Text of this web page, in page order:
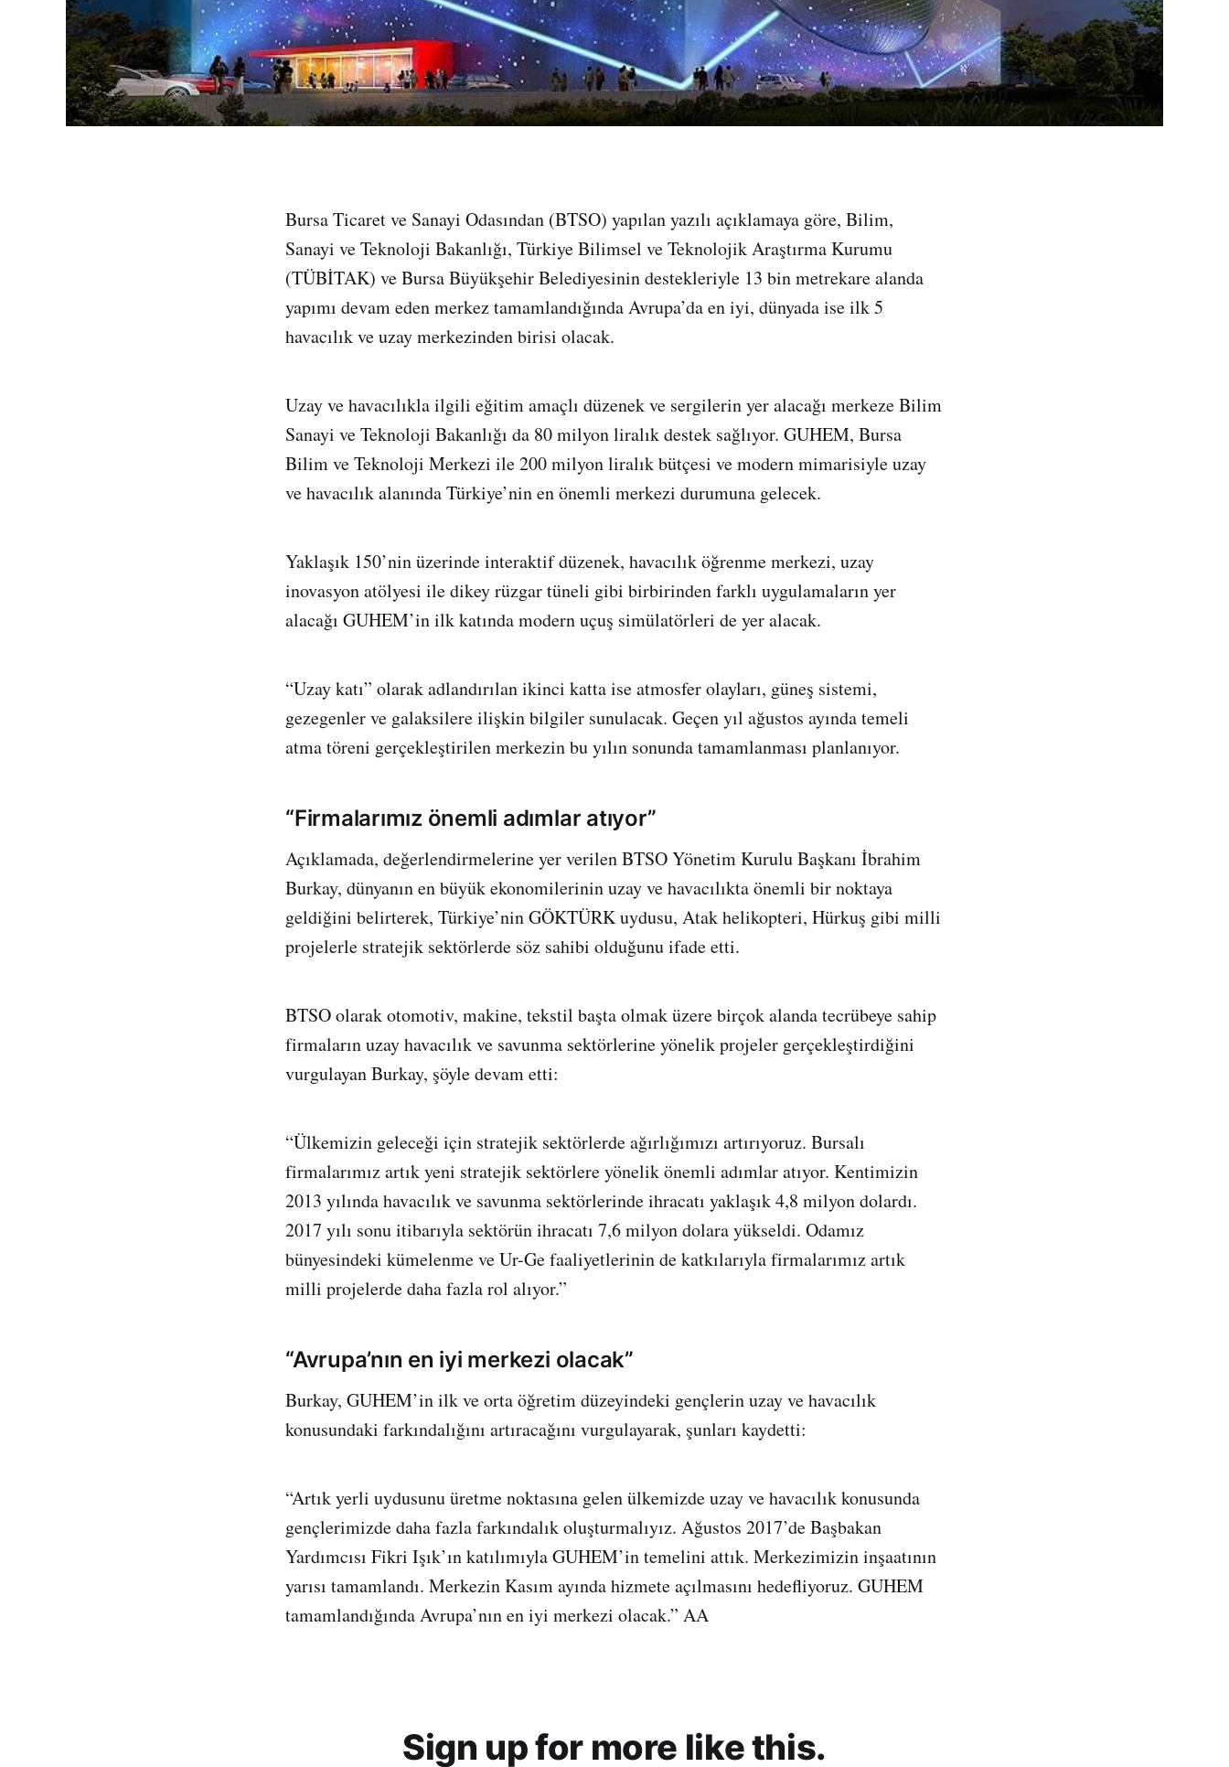
Bursa Ticaret ve Sanayi Odasından (BTSO) yapılan yazılı açıklamaya göre, Bilim,
Sanayi ve Teknoloji Bakanlığı, Türkiye Bilimsel ve Teknolojik Araştırma Kurumu
(TÜBİTAK) ve Bursa Büyükşehir Belediyesinin destekleriyle 13 bin metrekare alanda
yapımı devam eden merkez tamamlandığında Avrupa’da en iyi, dünyada ise ilk 5
havacılık ve uzay merkezinden birisi olacak.
Uzay ve havacılıkla ilgili eğitim amaçlı düzenek ve sergilerin yer alacağı merkeze Bilim
Sanayi ve Teknoloji Bakanlığı da 80 milyon liralık destek sağlıyor. GUHEM, Bursa
Bilim ve Teknoloji Merkezi ile 200 milyon liralık bütçesi ve modern mimarisiyle uzay
ve havacılık alanında Türkiye’nin en önemli merkezi durumuna gelecek.
Yaklaşık 150’nin üzerinde interaktif düzenek, havacılık öğrenme merkezi, uzay
inovasyon atölyesi ile dikey rüzgar tüneli gibi birbirinden farklı uygulamaların yer
alacağı GUHEM’in ilk katında modern uçuş simülatörleri de yer alacak.
“Uzay katı” olarak adlandırılan ikinci katta ise atmosfer olayları, güneş sistemi,
gezegenler ve galaksilere ilişkin bilgiler sunulacak. Geçen yıl ağustos ayında temeli
atma töreni gerçekleştirilen merkezin bu yılın sonunda tamamlanması planlanıyor.
“Firmalarımız önemli adımlar atıyor”
Açıklamada, değerlendirmelerine yer verilen BTSO Yönetim Kurulu Başkanı İbrahim
Burkay, dünyanın en büyük ekonomilerinin uzay ve havacılıkta önemli bir noktaya
geldiğini belirterek, Türkiye’nin GÖKTÜRK uydusu, Atak helikopteri, Hürkuş gibi milli
projelerle stratejik sektörlerde söz sahibi olduğunu ifade etti.
BTSO olarak otomotiv, makine, tekstil başta olmak üzere birçok alanda tecrübeye sahip
firmaların uzay havacılık ve savunma sektörlerine yönelik projeler gerçekleştirdiğini
vurgulayan Burkay, şöyle devam etti:
“Ülkemizin geleceği için stratejik sektörlerde ağırlığımızı artırıyoruz. Bursalı
firmalarımız artık yeni stratejik sektörlere yönelik önemli adımlar atıyor. Kentimizin
2013 yılında havacılık ve savunma sektörlerinde ihracatı yaklaşık 4,8 milyon dolardı.
2017 yılı sonu itibarıyla sektörün ihracatı 7,6 milyon dolara yükseldi. Odamız
bünyesindeki kümelenme ve Ur-Ge faaliyetlerinin de katkılarıyla firmalarımız artık
milli projelerde daha fazla rol alıyor.”
“Avrupa’nın en iyi merkezi olacak”
Burkay, GUHEM’in ilk ve orta öğretim düzeyindeki gençlerin uzay ve havacılık
konusundaki farkındalığını artıracağını vurgulayarak, şunları kaydetti:
“Artık yerli uydusunu üretme noktasına gelen ülkemizde uzay ve havacılık konusunda
gençlerimizde daha fazla farkındalık oluşturmalıyız. Ağustos 2017’de Başbakan
Yardımcısı Fikri Işık’ın katılımıyla GUHEM’in temelini attık. Merkezimizin inşaatının
yarısı tamamlandı. Merkezin Kasım ayında hizmete açılmasını hedefliyoruz. GUHEM
tamamlandığında Avrupa’nın en iyi merkezi olacak.” AA
Sign up for more like this.